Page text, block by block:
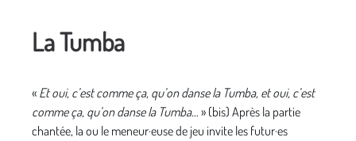
La Tumba
« Et oui, c’est comme ça, qu’on danse la Tumba, et oui, c’est
comme ça, qu’on danse la Tumba… » (bis) Après la partie
chantée, la ou le meneur·euse de jeu invite les futur·es